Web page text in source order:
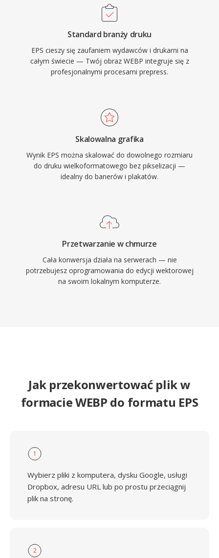
Standard branży druku
EPS cieszy się zaufaniem wydawców i drukarni na
całym świecie — Twój obraz WEBP integruje się z
profesjonalnymi procesami prepress.
Skalowalna grafika
Wynik EPS można skalować do dowolnego rozmiaru
do druku wielkoformatowego bez pikselizacji —
idealny do banerów i plakatów.
Przetwarzanie w chmurze
Cała konwersja działa na serwerach — nie
potrzebujesz oprogramowania do edycji wektorowej
na swoim lokalnym komputerze.
Jak przekonwertować plik w
formacie WEBP do formatu EPS
1
Wybierz pliki z komputera, dysku Google, usługi
Dropbox, adresu URL lub po prostu przeciągnij
plik na stronę.
2